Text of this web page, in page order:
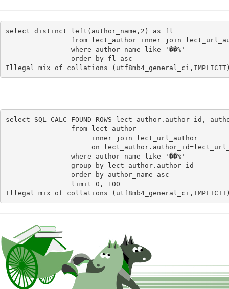
select distinct left(author_name,2) as fl
from lect_author inner join
                where author_name like '��%'
                order by fl asc
Illegal mix of collations
select SQL_CALC_FOUND_ROWS
                from lect_author
                     inner join lect_url_author
on
                where author_name like '��%'
                group by lect_author.author_id
                order by author_name asc
                limit 0, 100
Illegal mix of collations